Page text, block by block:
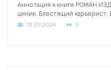
Аннотация к книге РОМАН
циник. Блестящий
12.07.2024 3